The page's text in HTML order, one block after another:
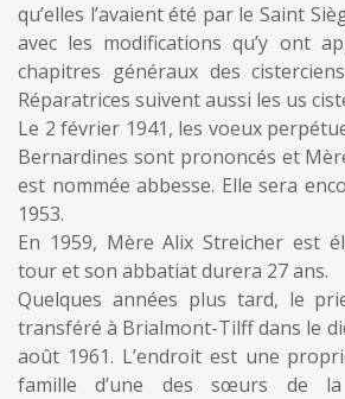
qu’elles l’avaient été par le Saint
avec les modifications qu’y ont
chapitres généraux des
Réparatrices suivent aussi les us
Le 2 février 1941, les voeux
Bernardines sont prononcés et
est nommée abbesse. Elle sera
1953.
En 1959, Mère Alix Streicher est
tour et son abbatiat durera 27 ans.
Quelques années plus tard, le
transféré à Brialmont-Tilff dans le
août 1961. L’endroit est une
famille d’une des sœurs de